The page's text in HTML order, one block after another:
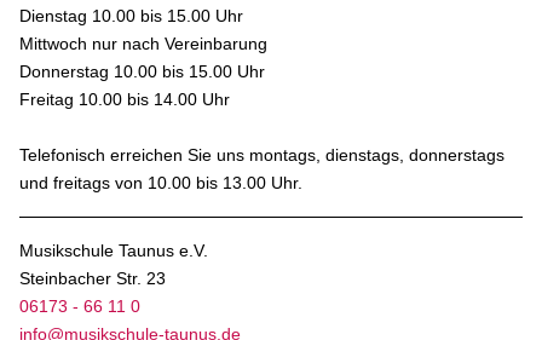
Dienstag 10.00 bis 15.00 Uhr
Mittwoch nur nach Vereinbarung
Donnerstag 10.00 bis 15.00 Uhr
Freitag 10.00 bis 14.00 Uhr
Telefonisch erreichen Sie uns montags, dienstags, donnerstags
und freitags von 10.00 bis 13.00 Uhr.
Musikschule Taunus e.V.
Steinbacher Str. 23
06173 - 66 11 0
info@musikschule-taunus.de